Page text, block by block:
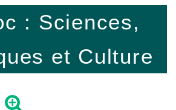
: Sciences,
et Culture